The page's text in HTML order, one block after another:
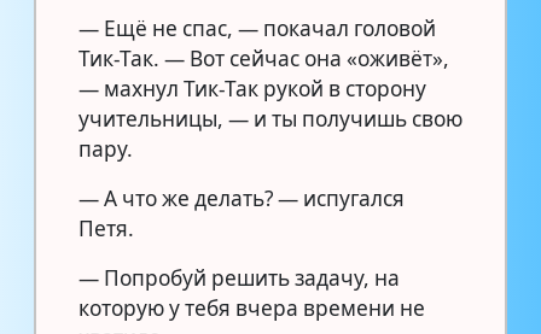
— Ещё не спас, — покачал головой
Тик-Так. — Вот сейчас она «оживёт»,
— махнул Тик-Так рукой в сторону
учительницы, — и ты получишь свою
пару.
— А что же делать? — испугался
Петя.
— Попробуй решить задачу, на
которую у тебя вчера времени не